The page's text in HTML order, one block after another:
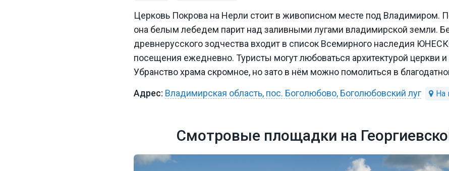
Церковь Покрова на Нерли стоит в живописном месте под Владимиром.
она белым лебедем парит над заливными лугами владимирской земли.
древнерусского зодчества входит в список Всемирного наследия
посещения ежедневно. Туристы могут любоваться архитектурой церкви и
Убранство храма скромное, но зато в нём можно помолиться в
Владимирская область, пос. Боголюбово, Боголюбовский луг
Смотровые площадки на